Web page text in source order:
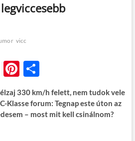
vicc
u
Pi
nt
er
es
O
ss
za
m
330 km/h felett, nem tudok vele
Klasse forum: Tegnap este úton az
– most mit kell csinálnom?